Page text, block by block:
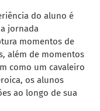
do aluno é
jornada
momentos de
além de momentos
como um cavaleiro
os alunos
ao longo de sua